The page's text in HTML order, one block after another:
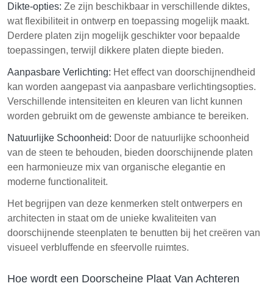
Dikte-opties: Ze zijn beschikbaar in verschillende diktes,
wat flexibiliteit in ontwerp en toepassing mogelijk maakt.
Derdere platen zijn mogelijk geschikter voor bepaalde
toepassingen, terwijl dikkere platen diepte bieden.
Aanpasbare Verlichting: Het effect van doorschijnendheid
kan worden aangepast via aanpasbare verlichtingsopties.
Verschillende intensiteiten en kleuren van licht kunnen
worden gebruikt om de gewenste ambiance te bereiken.
Natuurlijke Schoonheid: Door de natuurlijke schoonheid
van de steen te behouden, bieden doorschijnende platen
een harmonieuze mix van organische elegantie en
moderne functionaliteit.
Het begrijpen van deze kenmerken stelt ontwerpers en
architecten in staat om de unieke kwaliteiten van
doorschijnende steenplaten te benutten bij het creëren van
visueel verbluffende en sfeervolle ruimtes.
Hoe wordt een Doorscheine Plaat Van Achteren